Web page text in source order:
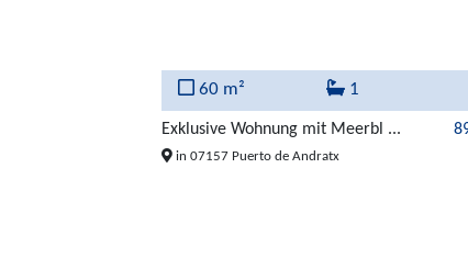
60 m² 1
Exklusive Wohnung mit Meerbl ...
in 07157 Puerto de Andratx